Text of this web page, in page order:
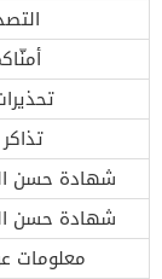
شهادة حسن
شهادة حسن
معلومات